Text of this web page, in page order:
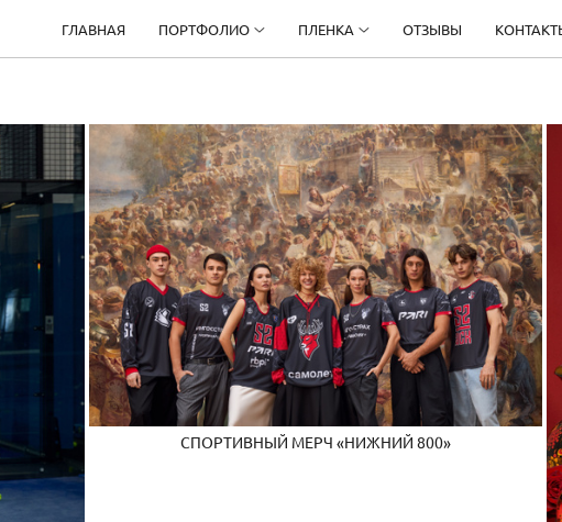
ГЛАВНАЯ ПОРТФОЛИО ПЛЕНКА ОТЗЫВЫ
СПОРТИВНЫЙ МЕРЧ «НИЖНИЙ 800»